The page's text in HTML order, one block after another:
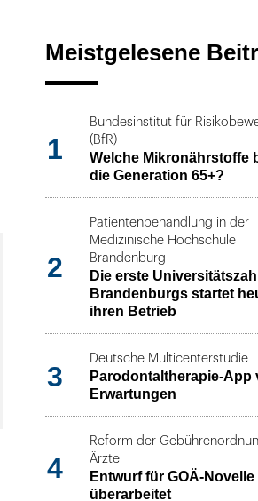
Meistgelesene
1
Bundesinstitut für
(BfR)
Welche Mikronährstoffe
die Generation 65+?
2
Patientenbehandlung in der
Medizinische Hochschule
Brandenburg
Die erste
Brandenburgs startet
ihren Betrieb
3
Deutsche Multicenterstudie
Parodontaltherapie-App
Erwartungen
4
Reform der
Ärzte
Entwurf für GOÄ-
überarbeitet